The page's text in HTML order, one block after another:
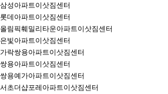
삼성아파트이삿짐센터
롯데아파트이삿짐센터
올림픽훼밀리타운아파트이삿짐센터
은빛아파트이삿짐센터
가락쌍용아파트이삿짐센터
쌍용아파트이삿짐센터
쌍용예가아파트이삿짐센터
서초더샵포레아파트이삿짐센터